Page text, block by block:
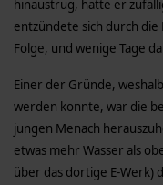
hinaustrug, hatte er
entzündete sich durch
Folge, und wenige Tage
Einer der Gründe,
werden konnte, war die
jungen Menach
etwas mehr Wasser als
über das dortige E-Werk)